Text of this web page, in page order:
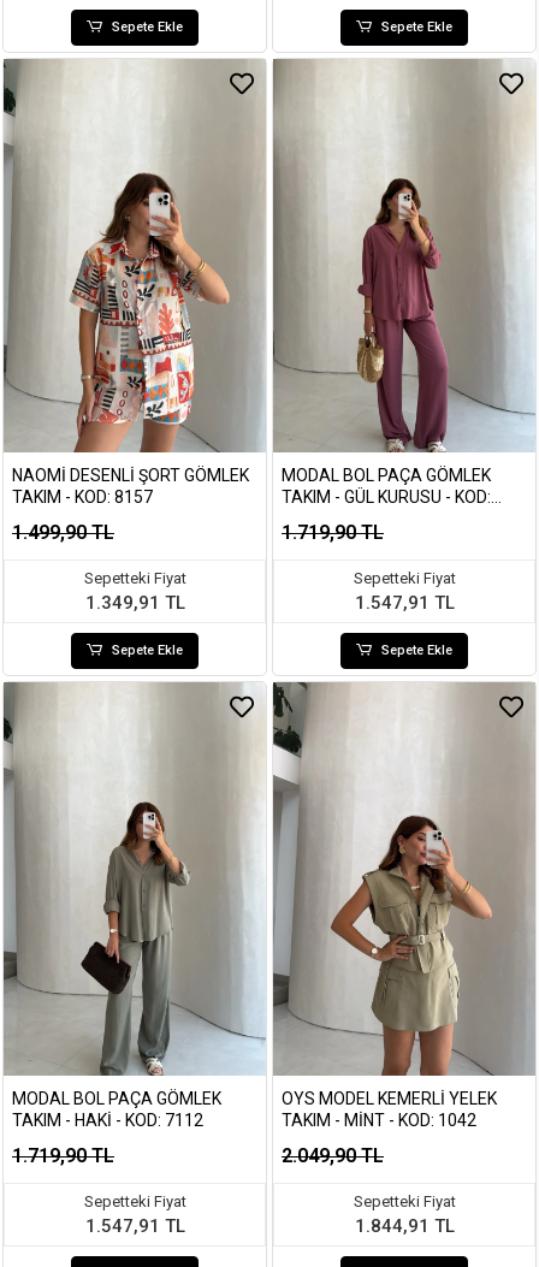
Sepete Ekle Sepete Ekle
NAOMI DESENLI ŞORT GÖMLEK
TAKIM - KOD: 8157
1.499,90 TL
Sepetteki Fiyat
1.349,91 TL
Sepete Ekle
MODAL BOL PAÇA GÖMLEK
TAKIM - GÜL KURUSU - KOD:
1.719,90 TL
Sepetteki Fiyat
1.547,91 TL
Sepete Ekle
MODAL BOL PAÇA GÖMLEK
TAKIM - HAKI - KOD: 7112
1.719,90 TL
Sepetteki Fiyat
1.547,91 TL
OYS MODEL KEMERLI YELEK
TAKIM - MINT - KOD: 1042
2.049,90 TL
Sepetteki Fiyat
1.844,91 TL